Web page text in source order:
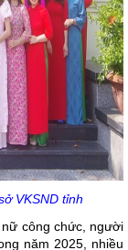
VKSND tỉnh
nữ công chức, người
năm 2025, nhiều